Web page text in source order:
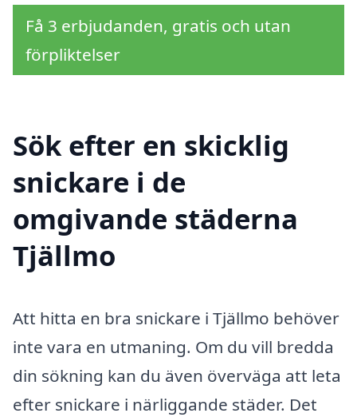
Få 3 erbjudanden, gratis och utan
förpliktelser
Sök efter en skicklig
snickare i de
omgivande städerna
Tjällmo
Att hitta en bra snickare i Tjällmo behöver
inte vara en utmaning. Om du vill bredda
din sökning kan du även överväga att leta
efter snickare i närliggande städer. Det